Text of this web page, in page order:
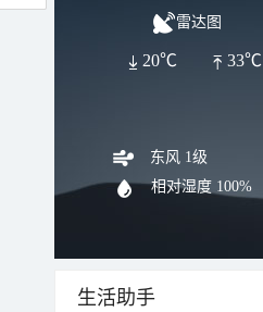
雷达图
33℃
20℃
东风 1级
相对湿度 100%
生活助手